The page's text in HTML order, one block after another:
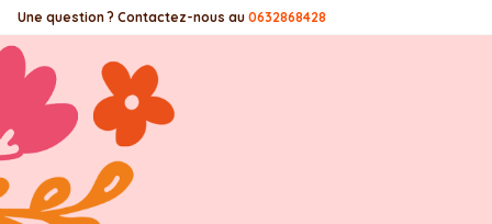
Panneau de gestion des cookies
Une question ? Contactez-nous au 0632868428